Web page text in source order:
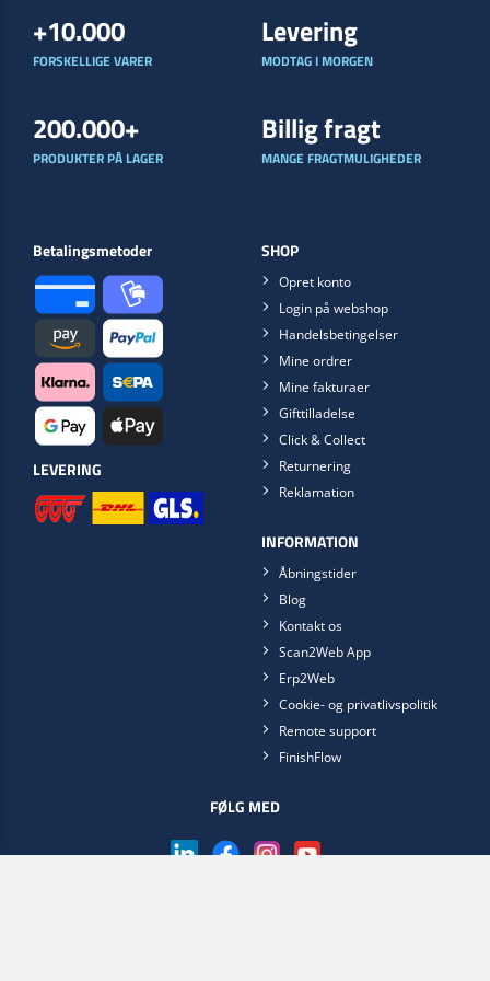
+10.000
FORSKELLIGE VARER
Levering
MODTAG I MORGEN
200.000+
PRODUKTER PÅ LAGER
Billig fragt
MANGE FRAGTMULIGHEDER
Betalingsmetoder
LEVERING
SHOP
Opret konto
Login på webshop
Handelsbetingelser
Mine ordrer
Mine fakturaer
Gifttilladelse
Click & Collect
Returnering
Reklamation
INFORMATION
Åbningstider
Blog
Kontakt os
Scan2Web App
Erp2Web
Cookie- og privatlivspolitik
Remote support
FinishFlow
FØLG MED